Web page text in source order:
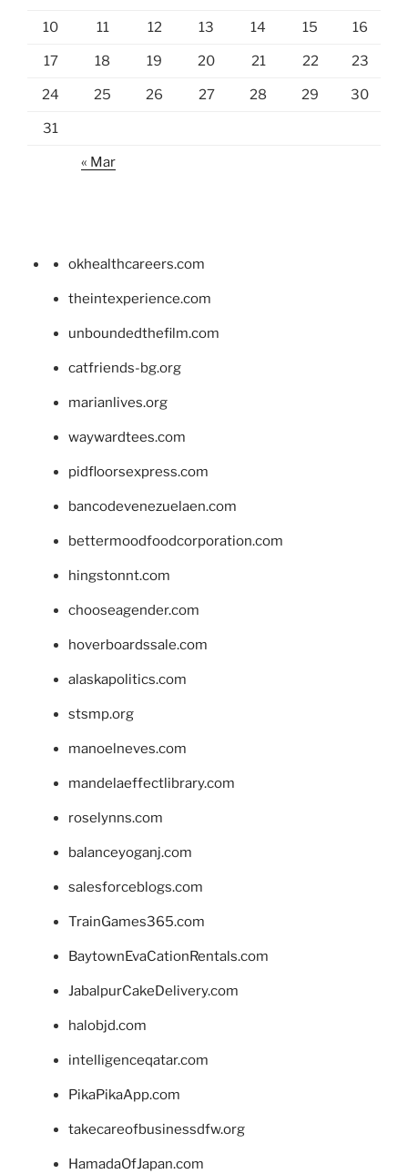
10 11 12 13 14 15 16
17 18 19 20 21 22 23
24 25 26 27 28 29 30
31
« Mar
okhealthcareers.com
theintexperience.com
unboundedthefilm.com
catfriends-bg.org
marianlives.org
waywardtees.com
pidfloorsexpress.com
bancodevenezuelaen.com
bettermoodfoodcorporation.com
hingstonnt.com
chooseagender.com
hoverboardssale.com
alaskapolitics.com
stsmp.org
manoelneves.com
mandelaeffectlibrary.com
roselynns.com
balanceyoganj.com
salesforceblogs.com
TrainGames365.com
BaytownEvaCationRentals.com
JabalpurCakeDelivery.com
halobjd.com
intelligenceqatar.com
PikaPikaApp.com
takecareofbusinessdfw.org
HamadaOfJapan.com